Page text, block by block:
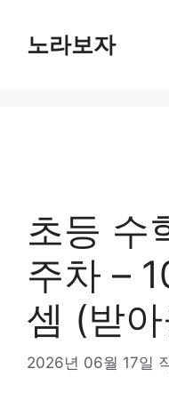
노라보자
초등 수
주차 –
셈 (받
2026년 06월 17일